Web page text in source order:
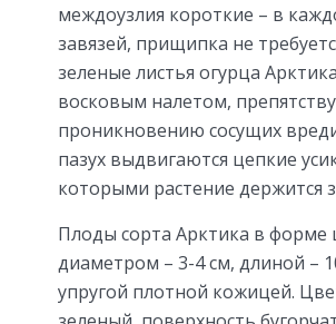
междоузлия короткие – в
завязей, прищипка не
зеленые листья огурца
восковым налетом,
проникновению сосущих
пазух выдвигаются цепкие
которыми растение держится
Плоды сорта Арктика в форме
диаметром – 3-4 см, длиной –
упругой плотной кожицей.